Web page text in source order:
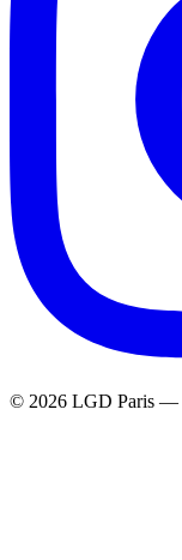
© 2026 LGD Paris —